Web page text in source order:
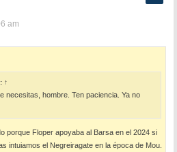
am
↑
necesitas, hombre. Ten paciencia. Ya no
porque Floper apoyaba al Barsa en el 2024 si
intuiamos el Negreiragate en la época de Mou.